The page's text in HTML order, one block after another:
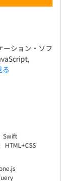
ション・ソフ
る
Swift
HTML+CSS